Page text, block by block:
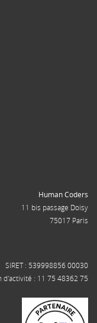
Human Coders
11 bis passage Doisy
75017 Paris
SIRET : 539998856 00030
: 11 75 48362 75